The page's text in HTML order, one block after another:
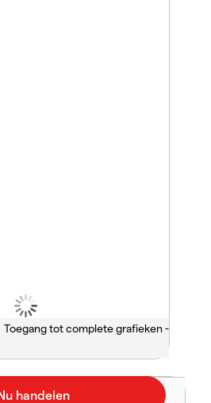
Toegang tot complete grafieken -